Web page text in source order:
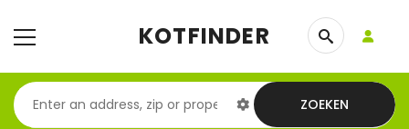
KOTFINDER
ZOEKEN